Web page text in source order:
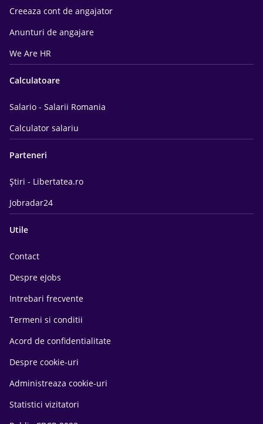
Creeaza cont de angajator
Anunturi de angajare
We Are HR
Calculatoare
Salario - Salarii Romania
Calculator salariu
Parteneri
Știri - Libertatea.ro
Jobradar24
Utile
Contact
Despre eJobs
Intrebari frecvente
Termeni si conditii
Acord de confidentialitate
Despre cookie-uri
Administreaza cookie-uri
Statistici vizitatori